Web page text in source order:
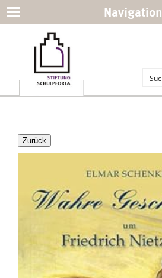
Navigation
Zurück